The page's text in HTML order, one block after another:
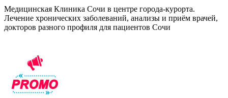
Медицинская Клиника Сочи в центре города-курорта.
Лечение хронических заболеваний, анализы и приём врачей,
докторов разного профиля для пациентов Сочи